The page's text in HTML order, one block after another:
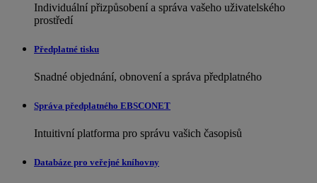
Individuální přizpůsobení a správa vašeho uživatelského
prostředí
Předplatné tisku
Snadné objednání, obnovení a správa předplatného
Správa předplatného EBSCONET
Intuitivní platforma pro správu vašich časopisů
Databáze pro veřejné kníhovny